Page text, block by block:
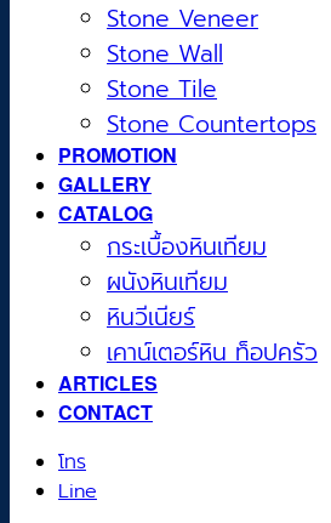
Stone Veneer
Stone Wall
Stone Tile
Stone Countertops
PROMOTION
GALLERY
CATALOG
กระเบื้องหินเทียม
ผนังหินเทียม
หินวีเนียร์
เคาน์เตอร์หิน ท็อปครัว
ARTICLES
CONTACT
โทร
Line